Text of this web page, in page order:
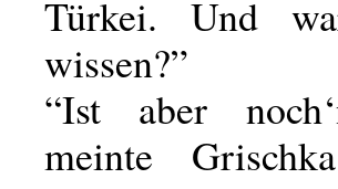
Türkei. Und
wissen?”
“Ist aber
meinte